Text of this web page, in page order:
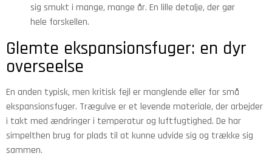
sig smukt i mange, mange år. En lille detalje, der gør
hele forskellen.
Glemte ekspansionsfuger: en dyr
overseelse
En anden typisk, men kritisk fejl er manglende eller for små
ekspansionsfuger. Trægulve er et levende materiale, der arbejder
i takt med ændringer i temperatur og luftfugtighed. De har
simpelthen brug for plads til at kunne udvide sig og trække sig
sammen.